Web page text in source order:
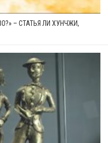
– СТАТЬЯ ЛИ ХУНЧЖИ,